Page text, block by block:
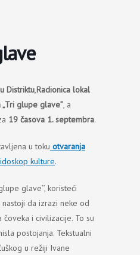
Distriktu,Radionica lokal
glupe glave”, a
19 časova 1. septembra.
u toku otvaranja
kulture.
glave’’, koristeći
da izrazi neke od
i civilizacije. To su
postojanja. Tekstualni
u režiji Ivane